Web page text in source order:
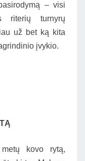
– visi
riterių turnyrų
už bet ką kita
įvykio.
kovo rytą,